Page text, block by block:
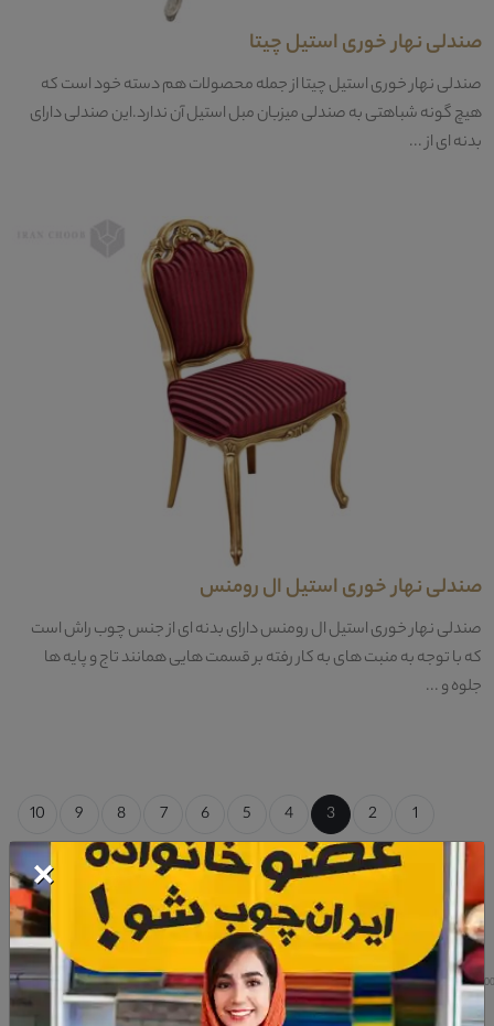
فیلتر براساس قیمت
1,000,000 40,000,000
0 12,500,000 25,000,000 37,500,000 50,000,000
صندلی نهار خوری استیل چیتا
صندلی نهار خوری استیل چیتا از جمله محصولات هم دسته خود است که
هیچ گونه شباهتی به صندلی میزبان مبل استیل آن ندارد.این صندلی دارای
بدنه ای از ...
صندلی نهار خوری استیل ال رومنس
صندلی نهار خوری استیل ال رومنس دارای بدنه ای از جنس چوب راش است
که با توجه به منبت های به کار رفته بر قسمت هایی همانند تاج و پایه ها
جلوه و ...
1
2
3
4
5
6
7
8
9
10
×